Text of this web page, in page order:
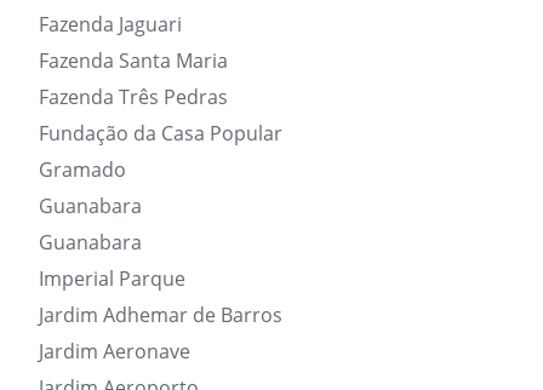
Fazenda Jaguari
Fazenda Santa Maria
Fazenda Três Pedras
Fundação da Casa Popular
Gramado
Guanabara
Guanabara
Imperial Parque
Jardim Adhemar de Barros
Jardim Aeronave